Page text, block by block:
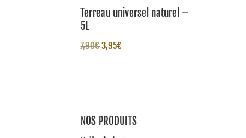
Terreau universel naturel –
5L
7,90€Le
3,95€
NOS PRODUITS